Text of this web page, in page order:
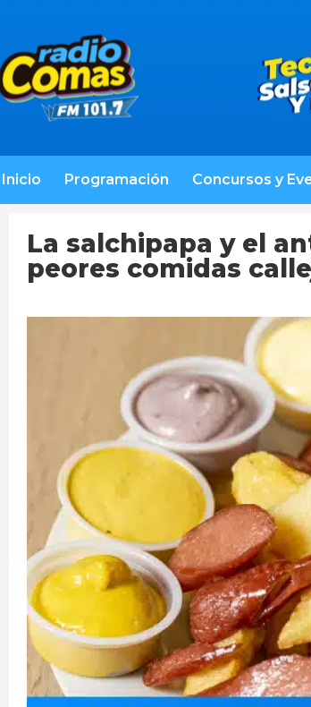
Inicio Programación Concursos y
La salchipapa y el
peores comidas